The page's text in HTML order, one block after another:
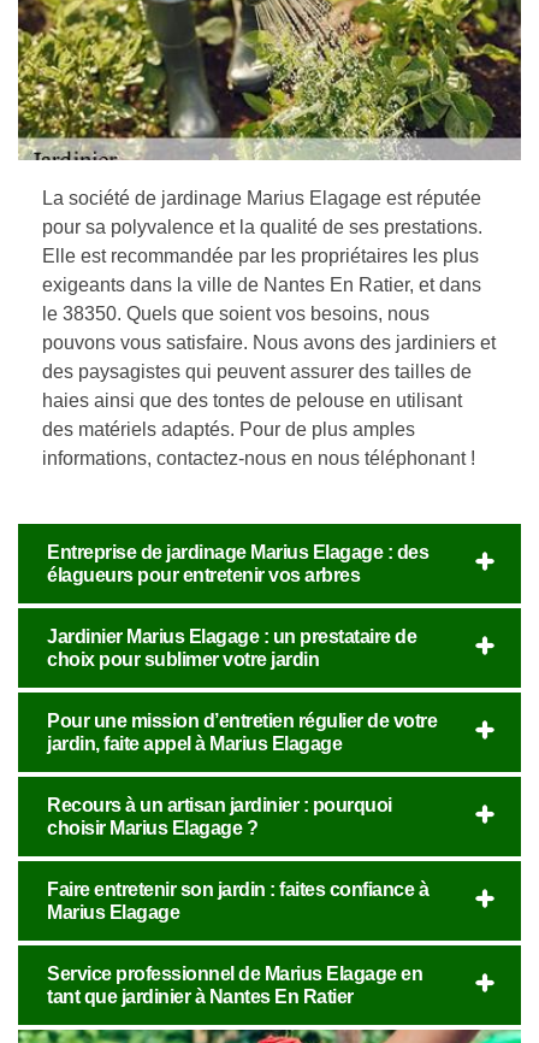
La société de jardinage Marius Elagage est réputée
pour sa polyvalence et la qualité de ses prestations.
Elle est recommandée par les propriétaires les plus
exigeants dans la ville de Nantes En Ratier, et dans
le 38350. Quels que soient vos besoins, nous
pouvons vous satisfaire. Nous avons des jardiniers et
des paysagistes qui peuvent assurer des tailles de
haies ainsi que des tontes de pelouse en utilisant
des matériels adaptés. Pour de plus amples
informations, contactez-nous en nous téléphonant !
Entreprise de jardinage Marius Elagage : des
élagueurs pour entretenir vos arbres
Jardinier Marius Elagage : un prestataire de
choix pour sublimer votre jardin
Pour une mission d’entretien régulier de votre
jardin, faite appel à Marius Elagage
Recours à un artisan jardinier : pourquoi
choisir Marius Elagage ?
Faire entretenir son jardin : faites confiance à
Marius Elagage
Service professionnel de Marius Elagage en
tant que jardinier à Nantes En Ratier